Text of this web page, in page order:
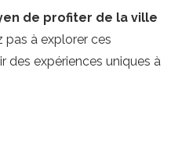
de profiter de la ville
pas à explorer ces
des expériences uniques à